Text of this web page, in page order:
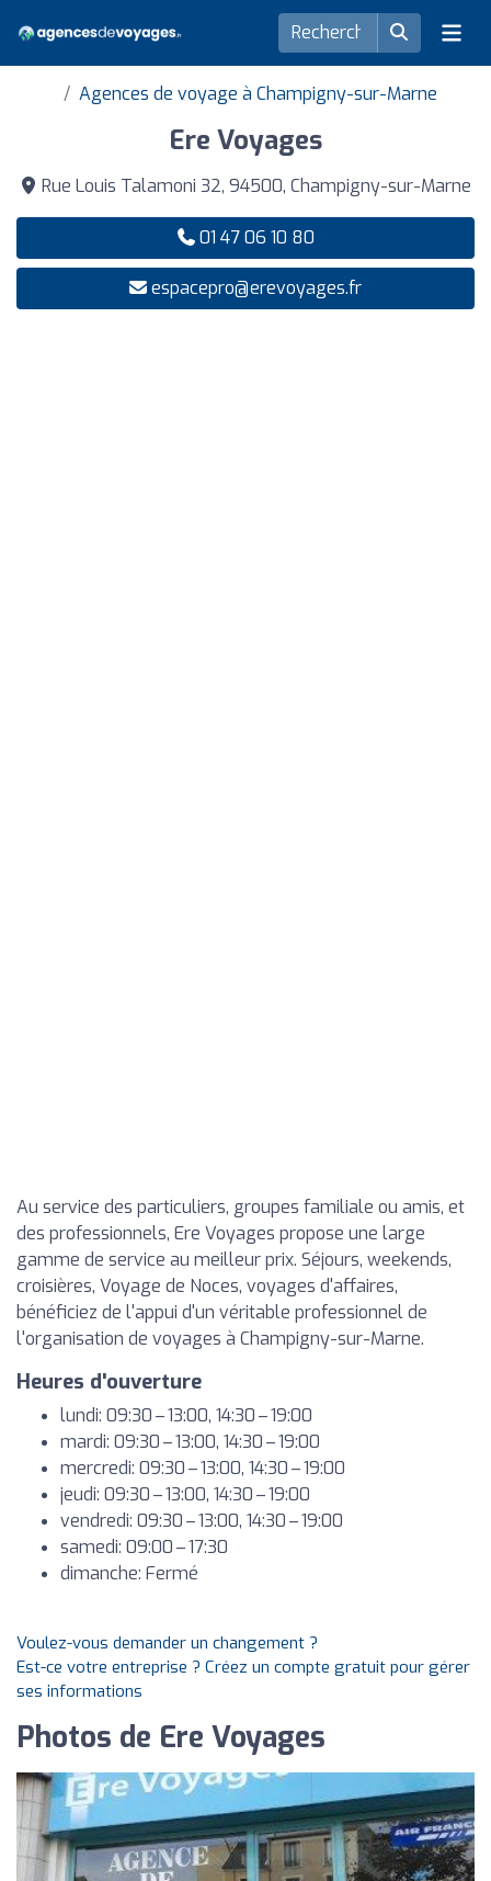
Agences de voyage à Champigny-sur-Marne
Ere Voyages
Rue Louis Talamoni 32, 94500, Champigny-sur-Marne
01 47 06 10 80
espacepro@erevoyages.fr
Au service des particuliers, groupes familiale ou amis, et
des professionnels, Ere Voyages propose une large
gamme de service au meilleur prix. Séjours, weekends,
croisières, Voyage de Noces, voyages d'affaires,
bénéficiez de l'appui d'un véritable professionnel de
l'organisation de voyages à Champigny-sur-Marne.
Heures d'ouverture
lundi: 09:30 – 13:00, 14:30 – 19:00
mardi: 09:30 – 13:00, 14:30 – 19:00
mercredi: 09:30 – 13:00, 14:30 – 19:00
jeudi: 09:30 – 13:00, 14:30 – 19:00
vendredi: 09:30 – 13:00, 14:30 – 19:00
samedi: 09:00 – 17:30
dimanche: Fermé
Voulez-vous demander un changement ?
Est-ce votre entreprise ? Créez un compte gratuit pour gérer
ses informations
Photos de Ere Voyages